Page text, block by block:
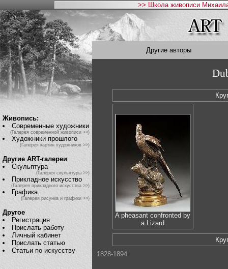
>> Школа живописи
Живопись:
Современные художники
(Галерея современной живописи >>)
Художники прошлого
(Галерея картин художников >>)
Другие ART-галереи
Скульптура
(Галерея скульптуры >>)
Прикладное искусство
(Галерея прикладного искусства >>)
Графика
(Галерея рисунка и графики >>)
Другое
Регистрация
Прислать работу
Личный кабинет
Прислать статью
Статьи по искусству
Другие авторы
A pheasant confronted by
a Lizard
1828-1894